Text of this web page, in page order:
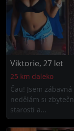
Viktorie, 27 let
25 km daleko
Čau! Jsem
nedělám si
starosti a...